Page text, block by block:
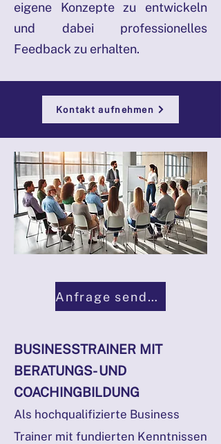
eigene Konzepte zu entwickeln
und dabei professionelles
Feedback zu erhalten.
Kontakt aufnehmen
Anfrage senden
BUSINESSTRAINER MIT
BERATUNGS- UND
COACHINGBILDUNG
Als hochqualifizierte Business
Trainer mit fundierten Kenntnissen